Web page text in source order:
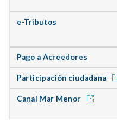
e-Tributos
Pago a Acreedores
Participación ciudadana
Canal Mar Menor